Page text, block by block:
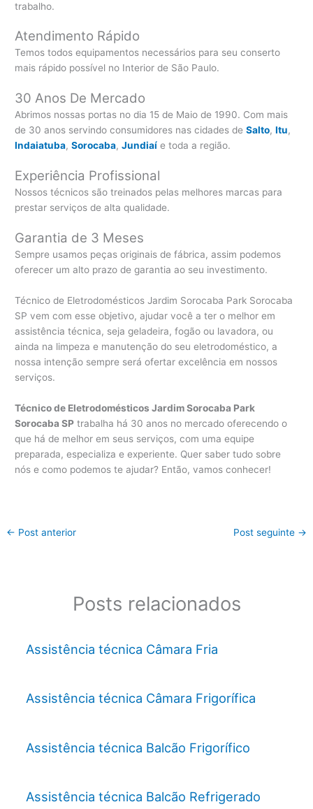
trabalho.
Atendimento Rápido
Temos todos equipamentos necessários para seu conserto
mais rápido possível no Interior de São Paulo.
30 Anos De Mercado
Abrimos nossas portas no dia 15 de Maio de 1990. Com mais
de 30 anos servindo consumidores nas cidades deSalto,Itu,
Indaiatuba,Sorocaba,Jundiaí e toda a região.
Experiência Profissional
Nossos técnicos são treinados pelas melhores marcas para
prestar serviços de alta qualidade.
Garantia de 3 Meses
Sempre usamos peças originais de fábrica, assim podemos
oferecer um alto prazo de garantia ao seu investimento.
Técnico de Eletrodomésticos Jardim Sorocaba Park Sorocaba
SP vem com esse objetivo, ajudar você a ter o melhor em
assistência técnica, seja geladeira, fogão ou lavadora, ou
ainda na limpeza e manutenção do seu eletrodoméstico, a
nossa intenção sempre será ofertar excelência em nossos
serviços.
Técnico de Eletrodomésticos Jardim Sorocaba Park
Sorocaba SP trabalha há 30 anos no mercado oferecendo o
que há de melhor em seus serviços, com uma equipe
preparada, especializa e experiente. Quer saber tudo sobre
nós e como podemos te ajudar? Então, vamos conhecer!
← Post anterior Post seguinte →
Posts relacionados
Assistência técnica Câmara Fria
Assistência técnica Câmara Frigorífica
Assistência técnica Balcão Frigorífico
Assistência técnica Balcão Refrigerado